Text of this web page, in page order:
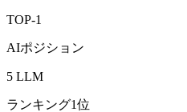
TOP-1
AIポジション
5 LLM
ランキング1位